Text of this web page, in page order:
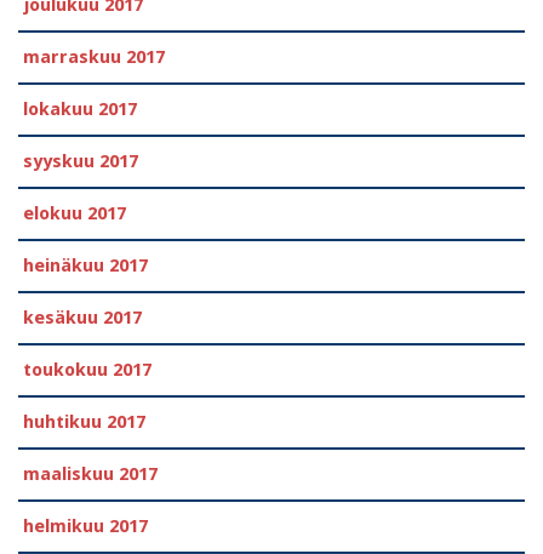
joulukuu 2017
marraskuu 2017
lokakuu 2017
syyskuu 2017
elokuu 2017
heinäkuu 2017
kesäkuu 2017
toukokuu 2017
huhtikuu 2017
maaliskuu 2017
helmikuu 2017